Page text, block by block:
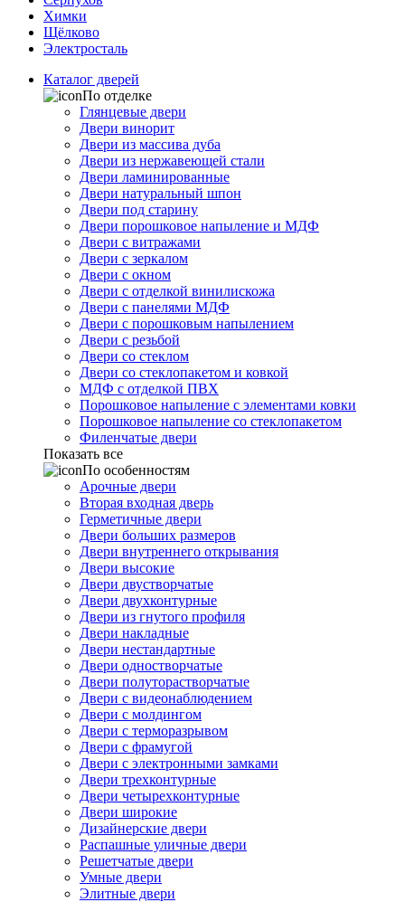
Химки
Щёлково
Электросталь
Каталог дверей
По отделке
Глянцевые двери
Двери винорит
Двери из массива дуба
Двери из нержавеющей стали
Двери ламинированные
Двери натуральный шпон
Двери под старину
Двери порошковое напыление и МДФ
Двери с витражами
Двери с зеркалом
Двери с окном
Двери с отделкой винилискожа
Двери с панелями МДФ
Двери с порошковым напылением
Двери с резьбой
Двери со стеклом
Двери со стеклопакетом и ковкой
МДФ с отделкой ПВХ
Порошковое напыление с элементами ковки
Порошковое напыление со стеклопакетом
Филенчатые двери
Показать все
По особенностям
Арочные двери
Вторая входная дверь
Герметичные двери
Двери больших размеров
Двери внутреннего открывания
Двери высокие
Двери двустворчатые
Двери двухконтурные
Двери из гнутого профиля
Двери накладные
Двери нестандартные
Двери одностворчатые
Двери полуторастворчатые
Двери с видеонаблюдением
Двери с молдингом
Двери с терморазрывом
Двери с фрамугой
Двери с электронными замками
Двери трехконтурные
Двери четырехконтурные
Двери широкие
Дизайнерские двери
Распашные уличные двери
Решетчатые двери
Умные двери
Элитные двери